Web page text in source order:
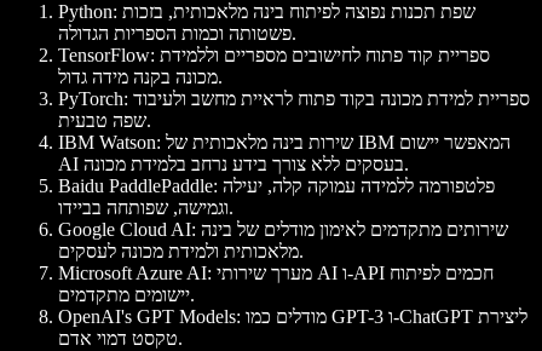
Python: שפת תכנות נפוצה לפיתוח בינה מלאכותית, בזכות
פשטותה וכמות הספריות הגדולה.
TensorFlow: ספריית קוד פתוח לחישובים מספריים וללמידת
מכונה בקנה מידה גדול.
PyTorch: ספריית למידת מכונה בקוד פתוח לראיית מחשב ולעיבוד
שפה טבעית.
IBM Watson: שירות בינה מלאכותית של IBM המאפשר יישום
AI בעסקים ללא צורך בידע נרחב בלמידת מכונה.
Baidu PaddlePaddle: פלטפורמה ללמידה עמוקה קלה, יעילה
וגמישה, שפותחה בביידו.
Google Cloud AI: שירותים מתקדמים לאימון מודלים של בינה
מלאכותית ולמידת מכונה לעסקים.
Microsoft Azure AI: מערך שירותי AI ו-API חכמים לפיתוח
יישומים מתקדמים.
OpenAI's GPT Models: מודלים כמו GPT-3 ו-ChatGPT ליצירת
טקסט דמוי אדם.